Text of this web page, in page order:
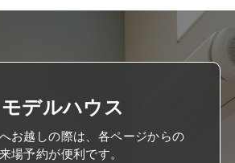
モデルハウス
お越しの際は、各ページからの
場予約が便利です。